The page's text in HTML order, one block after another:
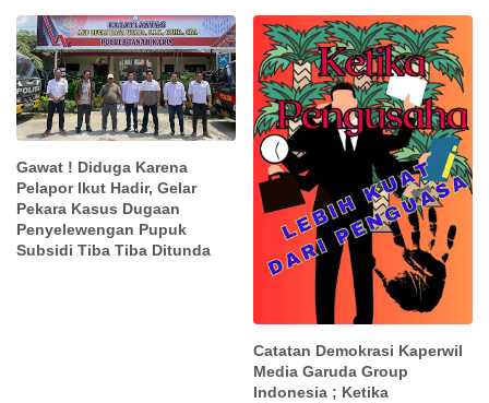
Gawat ! Diduga Karena
Pelapor Ikut Hadir, Gelar
Pekara Kasus Dugaan
Penyelewengan Pupuk
Subsidi Tiba Tiba Ditunda
Catatan Demokrasi Kaperwil
Media Garuda Group
Indonesia ; Ketika